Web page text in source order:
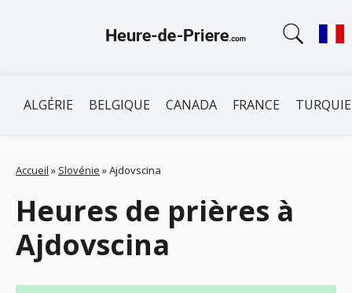
ALGÉRIE BELGIQUE CANADA FRANCE TURQUIE
Accueil » Slovénie »Ajdovscina
Heures de prières à
Ajdovscina